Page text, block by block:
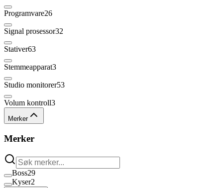
Programvare26
Signal prosessor32
Stativer63
Stemmeapparat3
Studio monitorer53
Volum kontroll3
Merker
Merker
Boss29
Kyser2